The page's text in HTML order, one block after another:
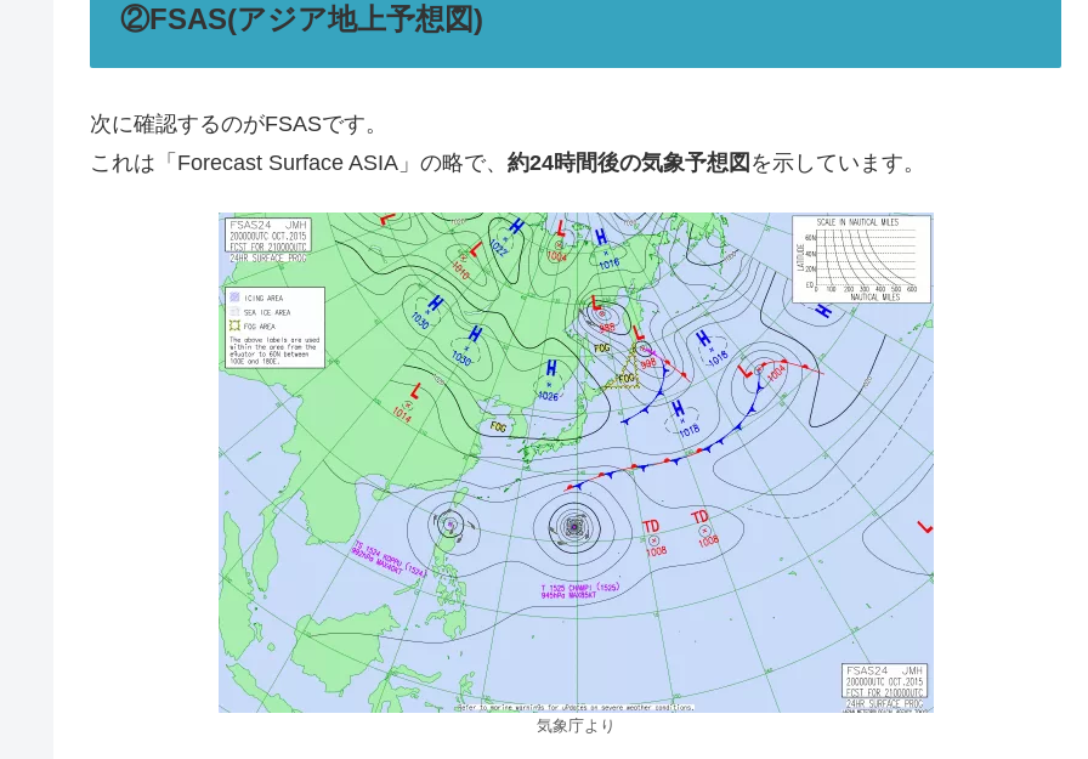
②FSAS(アジア地上予想図)
次に確認するのがFSASです。
これは「Forecast Surface ASIA」の略で、 約24時間後の気象予想図 を示しています。
気象庁より